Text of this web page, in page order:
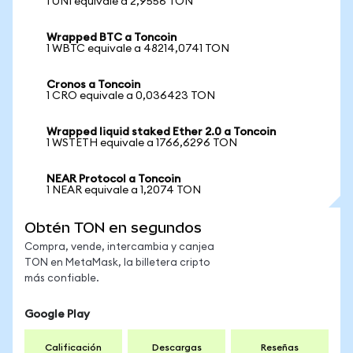
Wrapped BTC a Toncoin
1 WBTC equivale a 48214,0741 TON
Cronos a Toncoin
1 CRO equivale a 0,036423 TON
Wrapped liquid staked Ether 2.0 a Toncoin
1 WSTETH equivale a 1766,6296 TON
NEAR Protocol a Toncoin
1 NEAR equivale a 1,2074 TON
Obtén TON en segundos
Compra, vende, intercambia y canjea
TON en MetaMask, la billetera cripto
más confiable.
Google Play
Calificación Descargas Reseñas